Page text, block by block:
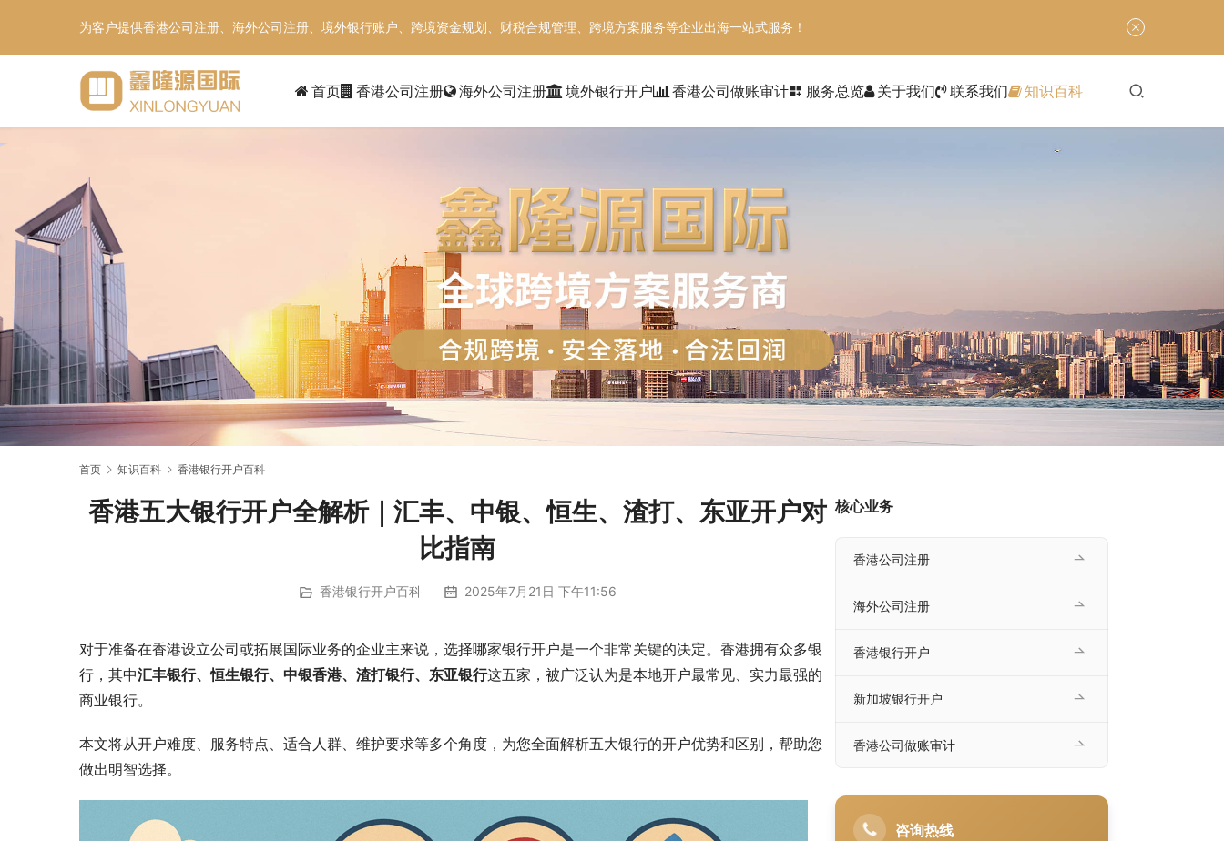
为客户提供香港公司注册、海外公司注册、境外银行账户、跨境资金规划、财税合规管理、跨境方案服务等企业出海一站式服务！
首页 香港公司注册 海外公司注册 境外银行开户 香港公司做账审计dashboard_customize 服务总览 关于我们 联系我们 知识百科
首页 知识百科 香港银行开户百科
香港五大银行开户全解析｜汇丰、中银、恒生、渣打、东亚开户对
比指南
香港银行开户百科 2025年7月21日 下午11:56
对于准备在香港设立公司或拓展国际业务的企业主来说，选择哪家银行开户是一个非常关键的决定。香港拥有众多银
行，其中汇丰银行、恒生银行、中银香港、渣打银行、东亚银行这五家，被广泛认为是本地开户最常见、实力最强的
商业银行。
本文将从开户难度、服务特点、适合人群、维护要求等多个角度，为您全面解析五大银行的开户优势和区别，帮助您
做出明智选择。
核心业务
香港公司注册
海外公司注册
香港银行开户
新加坡银行开户
香港公司做账审计
咨询热线